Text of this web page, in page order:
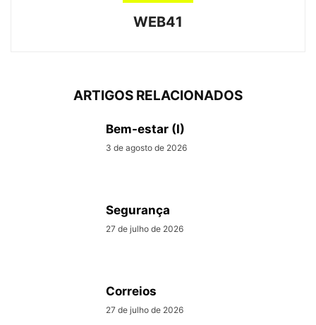
WEB41
ARTIGOS RELACIONADOS
Bem-estar (I)
3 de agosto de 2026
Segurança
27 de julho de 2026
Correios
27 de julho de 2026